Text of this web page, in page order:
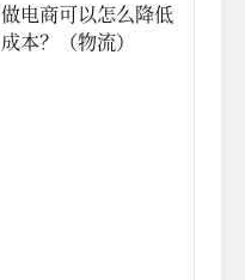
做电商可以怎么降低
成本？（物流）